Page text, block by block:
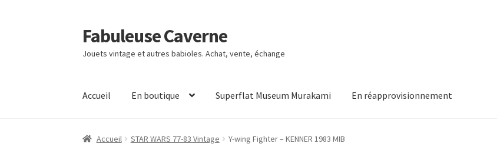
Aller
à
la
Aller
au
contenu
Fabuleuse Caverne
Jouets vintage et autres babioles. Achat, vente, échange
Accueil En boutique Superflat Museum Murakami En réapprovisionnement
Accueil STAR WARS 77-83 Vintage Y-wing Fighter – KENNER 1983 MIB